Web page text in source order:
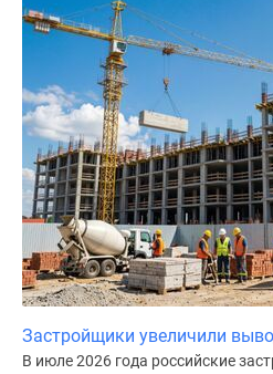
Скидки
Макс
Застройщики увеличили
В июле 2026 года российские